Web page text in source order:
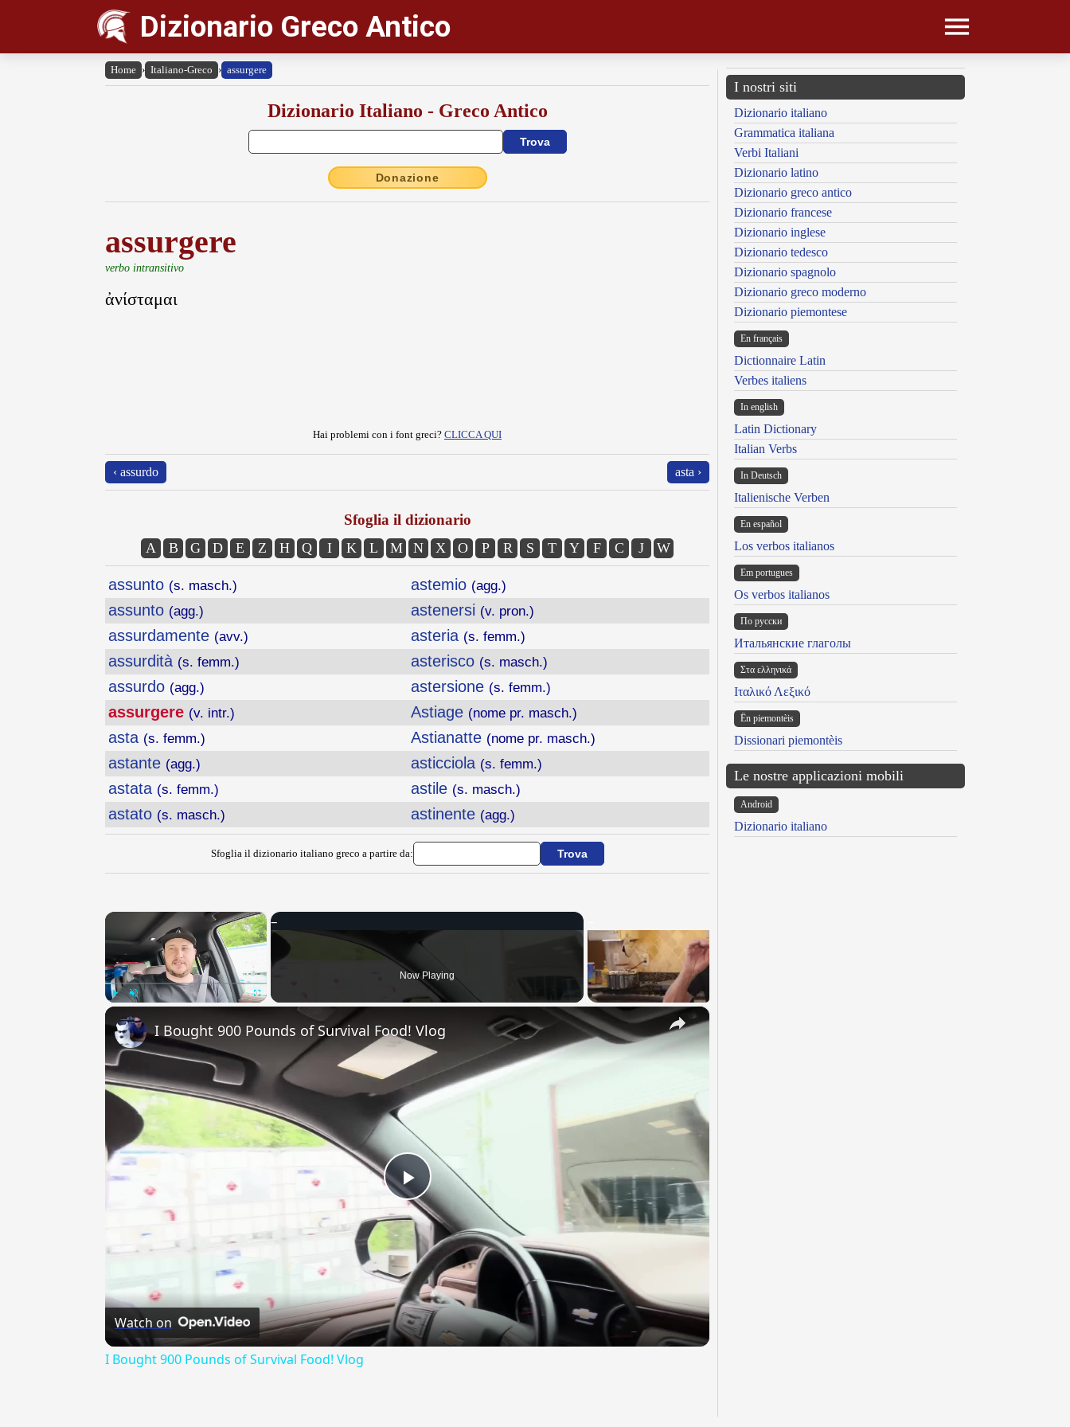
Dizionario Greco Antico
Home › Italiano-Greco › assurgere
Dizionario Italiano - Greco Antico
Donazione
assurgere
verbo intransitivo
ἀνίσταμαι
Hai problemi con i font greci? CLICCA QUI
‹ assurdo asta ›
Sfoglia il dizionario
A B G D E Z H Q I K L M N X O P R S T Y F C J W
assunto (s. masch.)
assunto (agg.)
assurdamente (avv.)
assurdità (s. femm.)
assurdo (agg.)
assurgere (v. intr.)
asta (s. femm.)
astante (agg.)
astata (s. femm.)
astato (s. masch.)
astemio (agg.)
astenersi (v. pron.)
asteria (s. femm.)
asterisco (s. masch.)
astersione (s. femm.)
Astiage (nome pr. masch.)
Astianatte (nome pr. masch.)
asticciola (s. femm.)
astile (s. masch.)
astinente (agg.)
Sfoglia il dizionario italiano greco a partire da:
×
Now Playing
×
Play
Video
I Bought 900 Pounds of Survival Food! Vlog
Watch on
I Bought 900 Pounds of Survival Food! Vlog
I nostri siti
Dizionario italiano
Grammatica italiana
Verbi Italiani
Dizionario latino
Dizionario greco antico
Dizionario francese
Dizionario inglese
Dizionario tedesco
Dizionario spagnolo
Dizionario greco moderno
Dizionario piemontese
En français
Dictionnaire Latin
Verbes italiens
In english
Latin Dictionary
Italian Verbs
In Deutsch
Italienische Verben
En español
Los verbos italianos
Em portugues
Os verbos italianos
По русски
Итальянские глаголы
Στα ελληνικά
Ιταλικό Λεξικό
Ën piemontèis
Dissionari piemontèis
Le nostre applicazioni mobili
Android
Dizionario italiano